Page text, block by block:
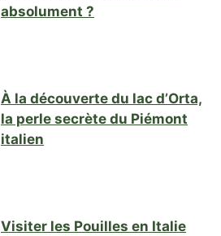
absolument ?
À la découverte du lac d’Orta,
la perle secrète du Piémont
italien
Visiter les Pouilles en Italie